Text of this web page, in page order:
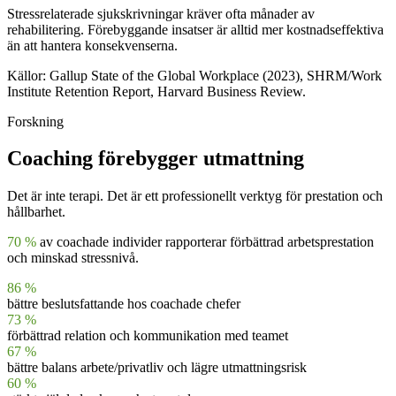
Stressrelaterade sjukskrivningar kräver ofta månader av
rehabilitering. Förebyggande insatser är alltid mer kostnadseffektiva
än att hantera konsekvenserna.
Källor: Gallup State of the Global Workplace (2023), SHRM/Work
Institute Retention Report, Harvard Business Review.
Forskning
Coaching förebygger utmattning
Det är inte terapi. Det är ett professionellt verktyg för prestation och
hållbarhet.
70 % av coachade individer rapporterar förbättrad arbetsprestation
och minskad stressnivå.
86 %
bättre beslutsfattande hos coachade chefer
73 %
förbättrad relation och kommunikation med teamet
67 %
bättre balans arbete/privatliv och lägre utmattningsrisk
60 %